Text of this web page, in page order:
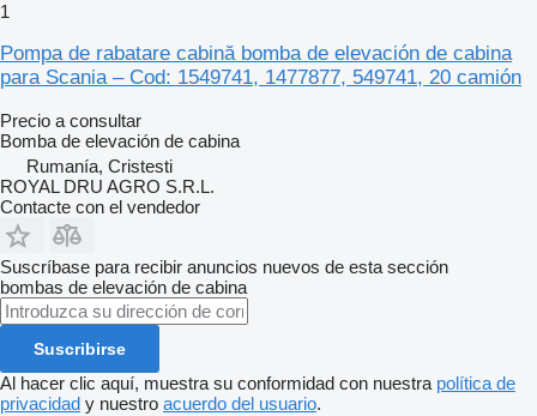
1
Pompa de rabatare cabină bomba de elevación de cabina
para Scania – Cod: 1549741, 1477877, 549741, 20 camión
Precio a consultar
Bomba de elevación de cabina
Rumanía, Cristesti
ROYAL DRU AGRO S.R.L.
Contacte con el vendedor
Suscríbase para recibir anuncios nuevos de esta sección
bombas de elevación de cabina
Suscribirse
Al hacer clic aquí, muestra su conformidad con nuestra política de
privacidad y nuestro acuerdo del usuario.